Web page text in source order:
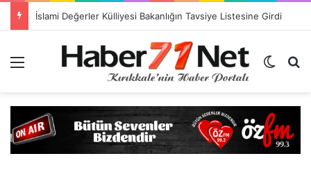
İslami Değerler Külliyesi Bakanlığın Tavsiye Listesine Girdi
Dış